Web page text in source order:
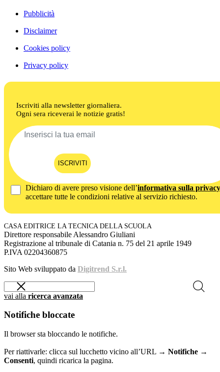
Pubblicità
Disclaimer
Cookies policy
Privacy policy
Iscriviti alla newsletter giornaliera.
Ogni sera riceverai le notizie gratis!
ISCRIVITI
Dichiaro di avere preso visione dell’informativa sulla privacy
accettare tutte le condizioni relative al servizio richiesto.
CASA EDITRICE LA TECNICA DELLA SCUOLA
Direttore responsabile Alessandro Giuliani
Registrazione al tribunale di Catania n. 75 del 21 aprile 1949
P.IVA 02204360875
Sito Web sviluppato da Digitrend S.r.l.
vai alla ricerca avanzata
Notifiche bloccate
Il browser sta bloccando le notifiche.
Per riattivarle: clicca sul lucchetto vicino all’URL → Notifiche →
Consenti, quindi ricarica la pagina.